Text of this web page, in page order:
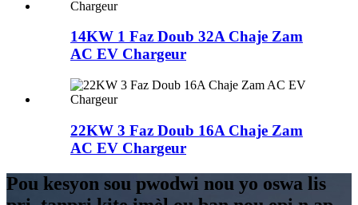
14KW 1 Faz Doub 32A Chaje Zam
AC EV Chargeur
22KW 3 Faz Doub 16A Chaje Zam
AC EV Chargeur
Pou kesyon sou pwodwi nou yo oswa lis